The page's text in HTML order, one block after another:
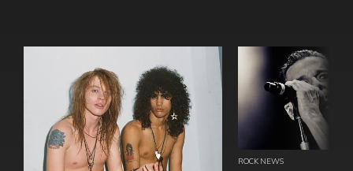
ROCK NEWS